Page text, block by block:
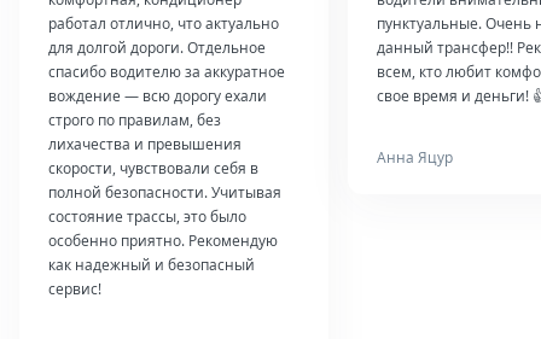
работал отлично, что актуально
для долгой дороги. Отдельное
спасибо водителю за аккуратное
вождение — всю дорогу ехали
строго по правилам, без
лихачества и превышения
скорости, чувствовали себя в
полной безопасности. Учитывая
состояние трассы, это было
особенно приятно. Рекомендую
как надежный и безопасный
сервис!
пунктуальные. Очень
данный трансфер!!
всем, кто любит
свое время и деньги!
Анна Яцур